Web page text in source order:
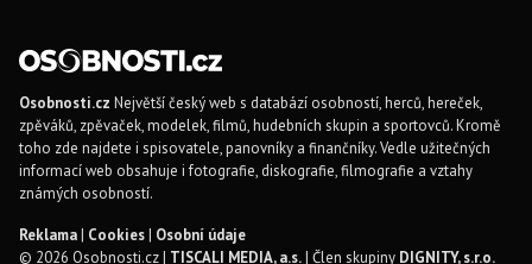
Osobnosti.cz Největší český web s databází osobností, herců, hereček,
zpěváků, zpěvaček, modelek, filmů, hudebních skupin a sportovců. Kromě
toho zde najdete i spisovatele, panovníky a finančníky. Vedle užitečných
informací web obsahuje i fotografie, diskografie, filmografie a vztahy
známých osobností.
Reklama| Cookies| Osobní údaje
© 2026 Osobnosti.cz | TISCALI MEDIA, a.s.| Člen skupiny DIGNITY, s.r.o.